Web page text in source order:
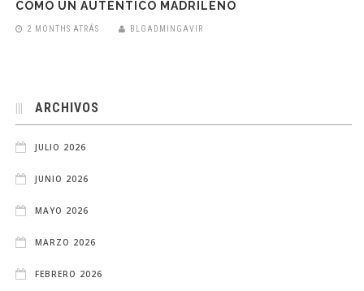
COMO UN AUTÉNTICO MADRILEÑO
2 MONTHS ATRÁS BLGADMINGAVIR
ARCHIVOS
JULIO 2026
JUNIO 2026
MAYO 2026
MARZO 2026
FEBRERO 2026